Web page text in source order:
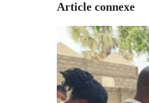
Article connexe